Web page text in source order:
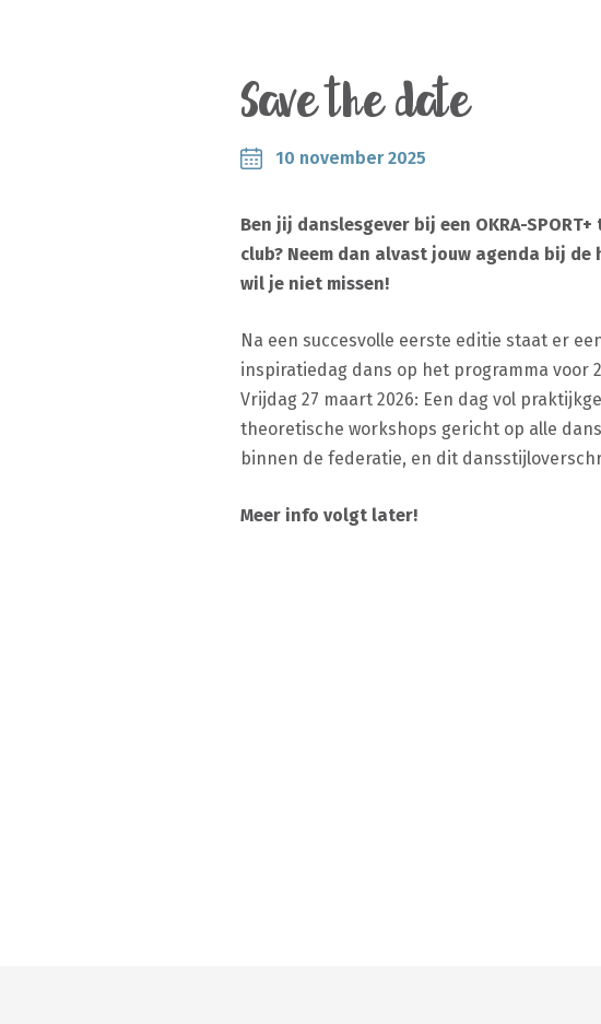
Save the date
10 november 2025
Ben jij danslesgever bij een OKRA-
club? Neem dan alvast jouw agenda bij
wil je niet missen!
Na een succesvolle eerste editie staat er
inspiratiedag dans op het programma voor
Vrijdag 27 maart 2026: Een dag vol
theoretische workshops gericht op alle
binnen de federatie, en dit
Meer info volgt later!